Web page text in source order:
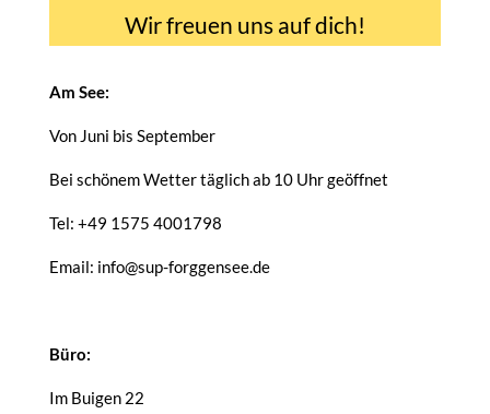
Wir freuen uns auf dich!
Am See:
Von Juni bis September
Bei schönem Wetter täglich ab 10 Uhr geöffnet
Tel: +49 1575 4001798
Email: info@sup-forggensee.de
Büro:
Im Buigen 22